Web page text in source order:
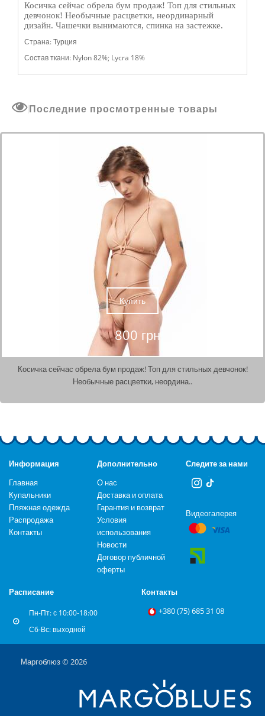
Косичка сейчас обрела бум продаж! Топ для стильных
девчонок! Необычные расцветки, неординарный
дизайн. Чашечки вынимаются, спинка на застежке.
Страна: Турция
Состав ткани: Nylon 82%; Lycra 18%
Последние просмотренные товары
800 грн
Купить
Косичка сейчас обрела бум продаж! Топ для стильных девчонок!
Необычные расцветки, неордина..
Информация
Главная
Купальники
Пляжная одежда
Распродажа
Контакты
Дополнительно
О нас
Доставка и оплата
Гарантия и возврат
Условия
использования
Новости
Договор публичной
оферты
Следите за нами
Видеогалерея
Расписание
Пн-Пт: с 10:00-18:00
Сб-Вс: выходной
Контакты
+‎380 (75) 685 31 08
Маргоблюз © 2026